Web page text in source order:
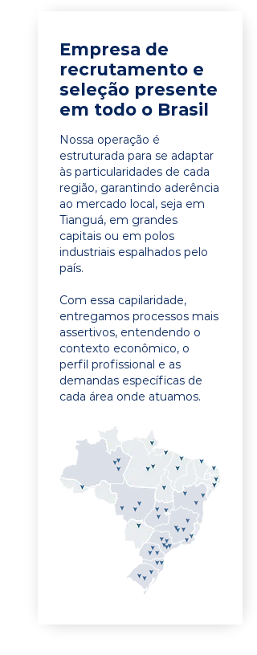
Empresa de
recrutamento e
seleção presente
em todo o Brasil
Nossa operação é
estruturada para se adaptar
às particularidades de cada
região, garantindo aderência
ao mercado local, seja em
Tianguá, em grandes
capitais ou em polos
industriais espalhados pelo
país.
Com essa capilaridade,
entregamos processos mais
assertivos, entendendo o
contexto econômico, o
perfil profissional e as
demandas específicas de
cada área onde atuamos.